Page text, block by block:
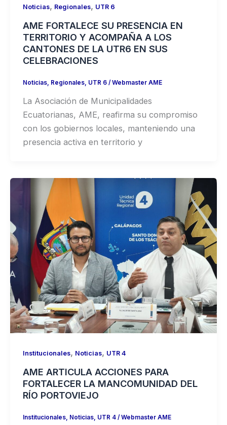
Noticias, Regionales, UTR 6
AME FORTALECE SU PRESENCIA EN
TERRITORIO Y ACOMPAÑA A LOS
CANTONES DE LA UTR6 EN SUS
CELEBRACIONES
Noticias, Regionales, UTR 6/Webmaster AME
La Asociación de Municipalidades
Ecuatorianas, AME, reafirma su compromiso
con los gobiernos locales, manteniendo una
presencia activa en territorio y
Institucionales, Noticias, UTR 4
AME ARTICULA ACCIONES PARA
FORTALECER LA MANCOMUNIDAD DEL
RÍO PORTOVIEJO
Institucionales, Noticias, UTR 4/Webmaster AME